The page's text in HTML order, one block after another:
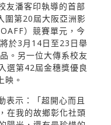
友潘客印執導的首部
圍第20屆大阪亞洲影
）競賽單元，今
於3月14日至23日舉
。另一位大傳系校友
選第42屆金穗獎優良
映。
表示：「超開心而且
在我的故鄉彰化社頭